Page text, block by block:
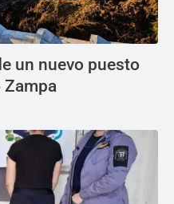
un nuevo puesto
Zampa